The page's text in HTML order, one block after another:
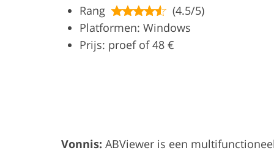
Trouwfoto's bewerken
Rang
(4.5/5)
Platformen: Windows
Prijs: proef of 48 €
Vonnis: ABViewer is een